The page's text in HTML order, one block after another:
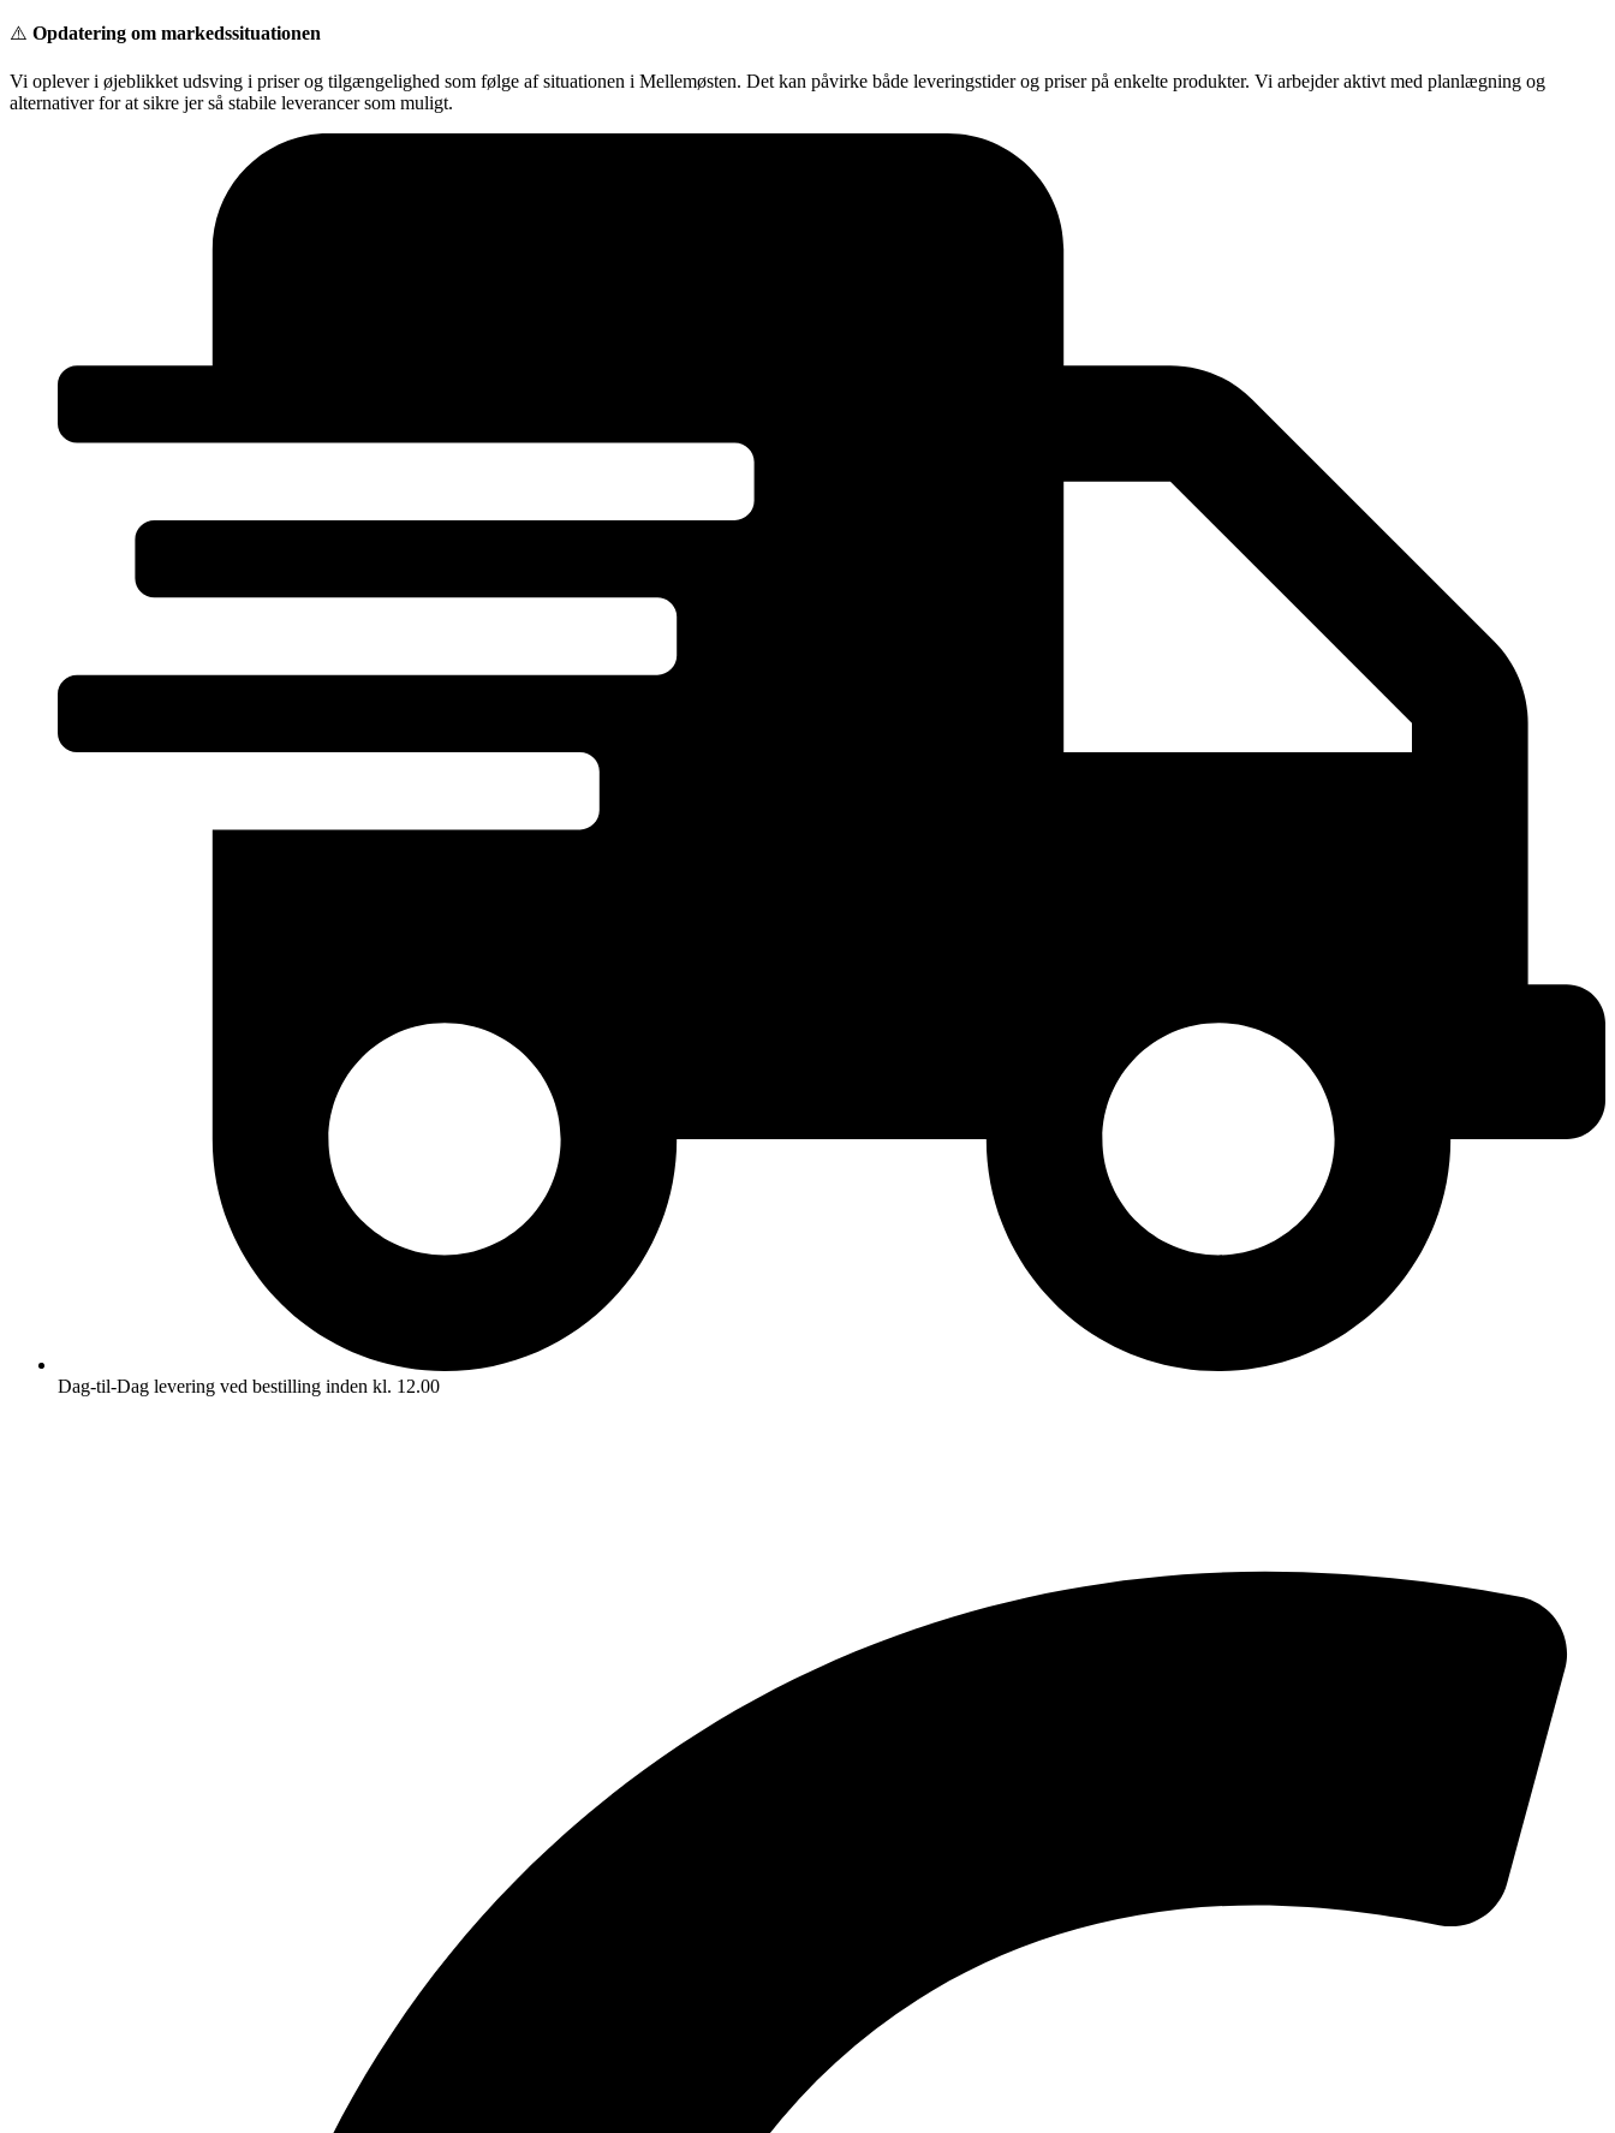
Videre
indhold
⚠️ Opdatering om markedssituationen
Vi oplever i øjeblikket udsving i priser og tilgængelighed som følge af situationen i Mellemøsten. Det kan påvirke både leveringstider og priser på enkelte produkter. Vi arbejder aktivt med planlægning og
alternativer for at sikre jer så stabile leverancer som muligt.
Dag-til-Dag levering ved bestilling inden kl. 12.00